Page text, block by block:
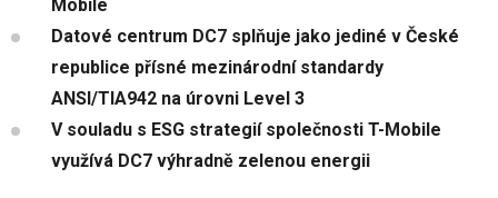
Mobile
Datové centrum DC7 splňuje jako jediné v České
republice přísné mezinárodní standardy
ANSI/TIA942 na úrovni Level 3
V souladu s ESG strategií společnosti T-Mobile
využívá DC7 výhradně zelenou energii